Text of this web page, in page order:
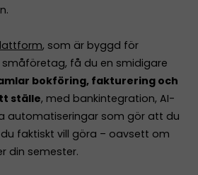
, som är byggd för
få du en smidigare
bokföring, fakturering och
ställe, med bankintegration, AI-
automatiseringar som gör att du
faktiskt vill göra – oavsett om
din semester.